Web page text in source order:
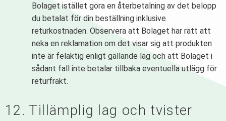
Bolaget istället göra en återbetalning av det belopp
du betalat för din beställning inklusive
returkostnaden. Observera att Bolaget har rätt att
neka en reklamation om det visar sig att produkten
inte är felaktig enligt gällande lag och att Bolaget i
sådant fall inte betalar tillbaka eventuella utlägg för
returfrakt.
12. Tillämplig lag och tvister